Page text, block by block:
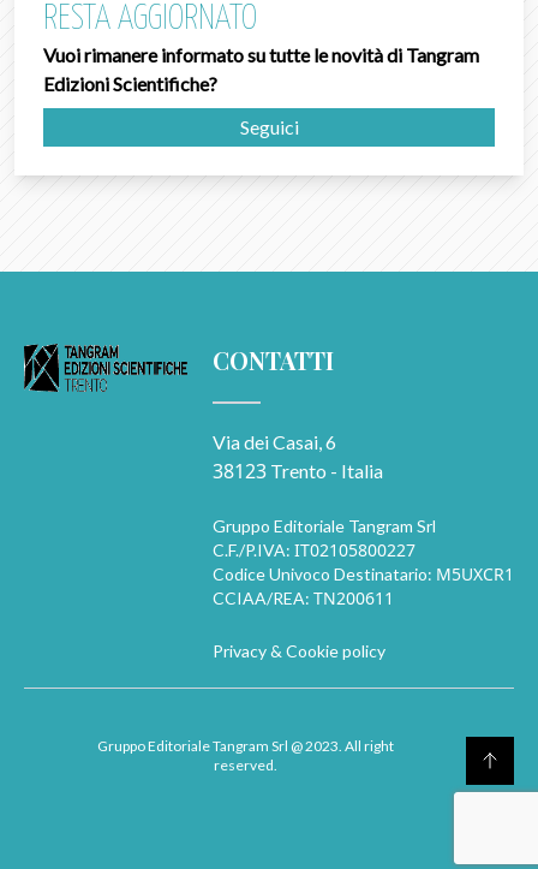
RESTA AGGIORNATO
Vuoi rimanere informato su tutte le novità di Tangram
Edizioni Scientifiche?
Seguici
CONTATTI
Via dei Casai, 6
38123 Trento - Italia
Gruppo Editoriale Tangram Srl
C.F./P.IVA: IT02105800227
Codice Univoco Destinatario: M5UXCR1
CCIAA/REA: TN200611
Privacy & Cookie policy
Gruppo Editoriale Tangram Srl @ 2023. All right
reserved.